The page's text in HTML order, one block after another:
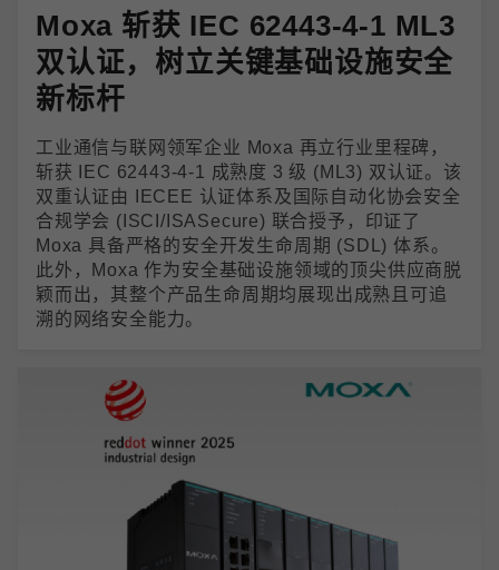
Moxa 斩获 IEC 62443-4-1 ML3
双认证，树立关键基础设施安全
新标杆
工业通信与联网领军企业 Moxa 再立行业里程碑，
斩获 IEC 62443-4-1 成熟度 3 级 (ML3) 双认证。该
双重认证由 IECEE 认证体系及国际自动化协会安全
合规学会 (ISCI/ISASecure) 联合授予，印证了
Moxa 具备严格的安全开发生命周期 (SDL) 体系。
此外，Moxa 作为安全基础设施领域的顶尖供应商脱
颖而出，其整个产品生命周期均展现出成熟且可追
溯的网络安全能力。